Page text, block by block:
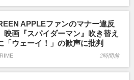
APPLEファンのマナー違反
映画『スパイダーマン』吹き替え
「ウェーイ！」の歓声に批判
2時間前